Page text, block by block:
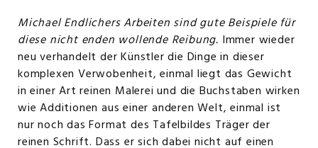
Michael Endlichers Arbeiten sind gute Beispiele für
diese nicht enden wollende Reibung. Immer wieder
neu verhandelt der Künstler die Dinge in dieser
komplexen Verwobenheit, einmal liegt das Gewicht
in einer Art reinen Malerei und die Buchstaben wirken
wie Additionen aus einer anderen Welt, einmal ist
nur noch das Format des Tafelbildes Träger der
reinen Schrift. Dass er sich dabei nicht auf einen